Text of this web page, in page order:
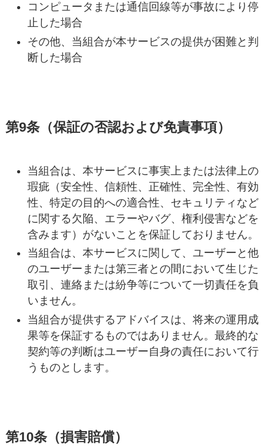
コンピュータまたは通信回線等が事故により停
止した場合
その他、当組合が本サービスの提供が困難と判
断した場合
第9条（保証の否認および免責事項）
当組合は、本サービスに事実上または法律上の
瑕疵（安全性、信頼性、正確性、完全性、有効
性、特定の目的への適合性、セキュリティなど
に関する欠陥、エラーやバグ、権利侵害などを
含みます）がないことを保証しておりません。
当組合は、本サービスに関して、ユーザーと他
のユーザーまたは第三者との間において生じた
取引、連絡または紛争等について一切責任を負
いません。
当組合が提供するアドバイスは、将来の運用成
果等を保証するものではありません。最終的な
契約等の判断はユーザー自身の責任において行
うものとします。
第10条（損害賠償）